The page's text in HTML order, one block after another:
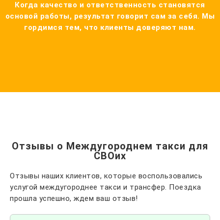
Когда качество и ответственность становятся
основой работы, результат говорит сам за себя. Мы
гордимся тем, что клиенты доверяют нам.
Отзывы о Междугороднем такси для
СВОих
Отзывы наших клиентов, которые воспользовались
услугой междугороднее такси и трансфер. Поездка
прошла успешно, ждем ваш отзыв!